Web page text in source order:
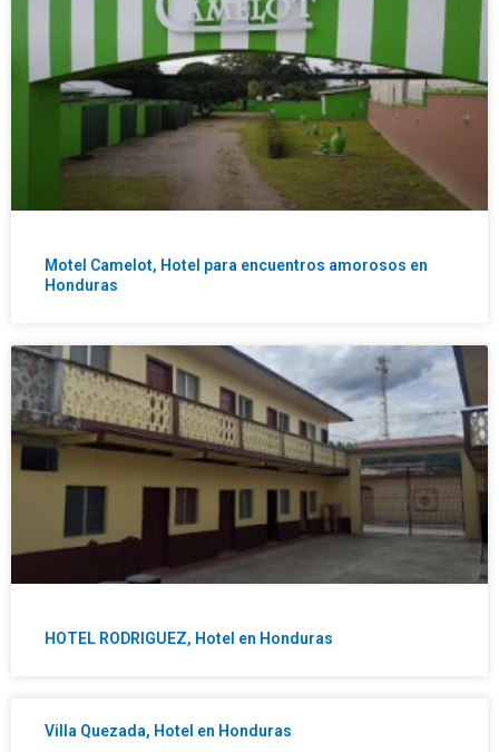
Motel Camelot, Hotel para encuentros amorosos en
Honduras
HOTEL RODRIGUEZ, Hotel en Honduras
Villa Quezada, Hotel en Honduras